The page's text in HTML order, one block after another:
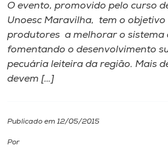
A
Internacionalização
O evento, promovido pelo curso
Unoesc Maravilha, tem o
produtores a melhorar o sistema
fomentando o desenvolvimento
pecuária leiteira da região. Mais
devem […]
Publicado em 12/05/2015
Por